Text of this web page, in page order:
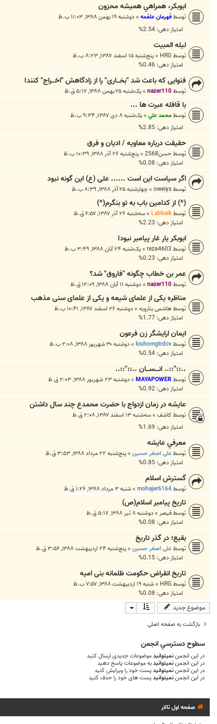
ابوبكر، همراهي هميشه محزون
توسطقهرمان علقمه » دوشنبه ۱۹ بهمن ۱۳۸۸, ۱۱:۰۳ ب.ظ
امتیاز دهی: 2.54%
لیله المبیت
توسطHRG
»پنج‌شنبه ۱۵ اسفند ۱۳۸۷, ۸:۲۳ ب.ظ
امتیاز دهی: 0.46%
فتوایی که باعث شد "بخـــاری" را از زادگاهش "اخـــراج" کنند!
توسطnazer110
»یک‌شنبه ۲۵ بهمن ۱۳۸۸, ۵:۱۷ ق.ظ
با قافله عبرت ها ...
توسطمحمد علي »یک‌شنبه ۸ دی ۱۳۸۷, ۹:۳۴ ب.ظ
امتیاز دهی: 2.85%
حقیقت درباره معاویه / ادیان و فرق
توسطحسن2568 »پنج‌شنبه ۲۶ آذر ۱۳۸۸, ۱۰:۳۹ ب.ظ
امتیاز دهی: 0.08%
اگر سیاست این است ...... علی (ع) این گونه نبود
توسطoweiys
»چهارشنبه ۲۵ آذر ۱۳۸۸, ۸:۳۹ ب.ظ
(*) از کدامین باب به تو بنگرم(*)
توسطLabbaik
»سه‌شنبه ۲۶ آذر ۱۳۸۷, ۶:۵۷ ق.ظ
امتیاز دهی: 2.23%
ابوبکر یار غار پیامبر نبود!
توسط reza4603
»یک‌شنبه ۲۴ آبان ۱۳۸۸, ۳:۴۹ ب.ظ
امتیاز دهی: 0.23%
عمر بن خطاب چگونه "فاروق" شد؟
توسطnazer110
» دوشنبه ۱۱ آبان ۱۳۸۸, ۱۲:۰۹ ق.ظ
مناظره یکی از علمای شیعه و یکی از علمای سنی مذهب
توسطهاشمی بنارویه » دوشنبه ۲۶ اسفند ۱۳۸۷, ۱۰:۴۱ ب.ظ
امتیاز دهی: 1.77%
ایمان ارایشگر زن فرعون
توسطkiuhnmgtrdcv
» دوشنبه ۳۰ شهریور ۱۳۸۸, ۲:۰۸ ب.ظ
امتیاز دهی: 0.54%
..::"::.. انــــســـان ..::"::..
توسطMAYAPOWER
» دوشنبه ۲۳ شهریور ۱۳۸۸, ۲:۰۳ ق.ظ
امتیاز دهی: 0.92%
عایشه در زمان ازدواج با حضرت محمدع چند سال داشتن
توسطکاشف »سه‌شنبه ۱۳ اسفند ۱۳۸۷, ۲:۰۸ ق.ظ
امتیاز دهی: 1.69%
معرفي عايشه
توسطعلی اصغر حسین »پنج‌شنبه ۲۲ مرداد ۱۳۸۸, ۳:۵۳ ق.ظ
امتیاز دهی: 0.85%
گسترش اسلام
توسطmohajer6164
»شنبه ۳ مرداد ۱۳۸۸, ۱:۲۶ ق.ظ
تاریخ پیامبر اسلام(ص)
توسطقیصر » دوشنبه ۸ تیر ۱۳۸۸, ۵:۱۷ ق.ظ
امتیاز دهی: 0.08%
بقیع؛ در گذر تاریخ
توسطعلی اصغر حسین »پنج‌شنبه ۲۴ اردیبهشت ۱۳۸۸, ۳:۵۶ ق.ظ
امتیاز دهی: 0.15%
تاریخ انقراض حکومت ظلمانه بنی امیه
توسطHRG
»شنبه ۱۹ اردیبهشت ۱۳۸۸, ۷:۵۷ ب.ظ
امتیاز دهی: 0.08%
موضوع جدید
بازگشت به صفحه اصلی
سطوح دسترسي انجمن
در این انجمننمیتوانیدموضوعات جدیدی ارسال کنید
در این انجمننمیتوانیدبه موضوعات پاسخ دهید
در این انجمننمیتوانیدپست خود را ویرایش کنید
در این انجمننمیتوانیدپست های خود را حذف کنید
صفحه اول تالار